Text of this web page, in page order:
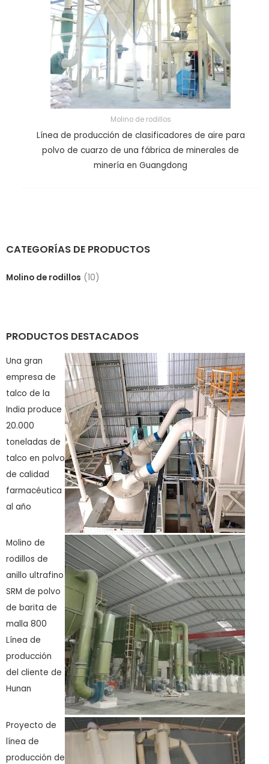
CATEGORÍAS DE PRODUCTOS
Molino de rodillos (10)
PRODUCTOS DESTACADOS
Una gran
empresa de
talco de la
India produce
20.000
toneladas de
talco en polvo
de calidad
farmacéutica
al año
Molino de
rodillos de
anillo ultrafino
SRM de polvo
de barita de
malla 800
Línea de
producción
del cliente de
Hunan
Proyecto de
línea de
producción de
Molino de rodillos
Línea de producción de clasificadores de aire para
polvo de cuarzo de una fábrica de minerales de
minería en Guangdong